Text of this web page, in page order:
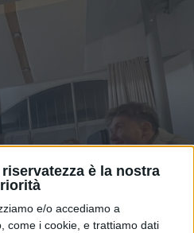
è la nostra
e/o accediamo a
come i cookie, e trattiamo dati